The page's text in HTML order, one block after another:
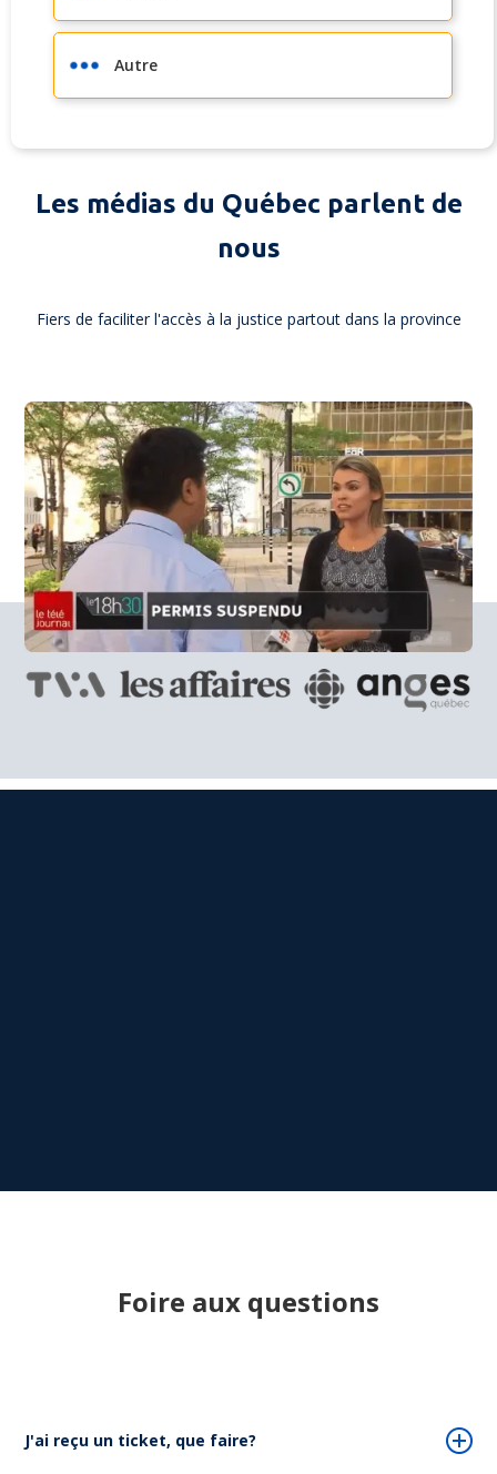
Autre
Les médias du Québec parlent de
nous
Fiers de faciliter l'accès à la justice partout dans la province
Foire aux questions
J'ai reçu un ticket, que faire?